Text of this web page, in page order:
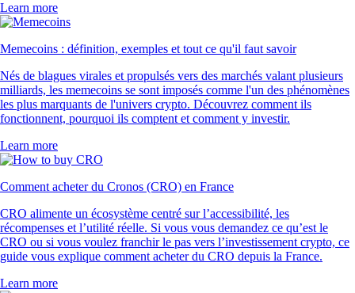
Learn more
Memecoins : définition, exemples et tout ce qu'il faut savoir
Nés de blagues virales et propulsés vers des marchés valant plusieurs
milliards, les memecoins se sont imposés comme l'un des phénomènes
les plus marquants de l'univers crypto. Découvrez comment ils
fonctionnent, pourquoi ils comptent et comment y investir.
Learn more
Comment acheter du Cronos (CRO) en France
CRO alimente un écosystème centré sur l’accessibilité, les
récompenses et l’utilité réelle. Si vous vous demandez ce qu’est le
CRO ou si vous voulez franchir le pas vers l’investissement crypto, ce
guide vous explique comment acheter du CRO depuis la France.
Learn more